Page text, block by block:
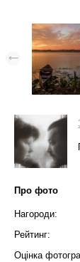
Про фото
Нагороди:
Рейтинг:
Оцінка